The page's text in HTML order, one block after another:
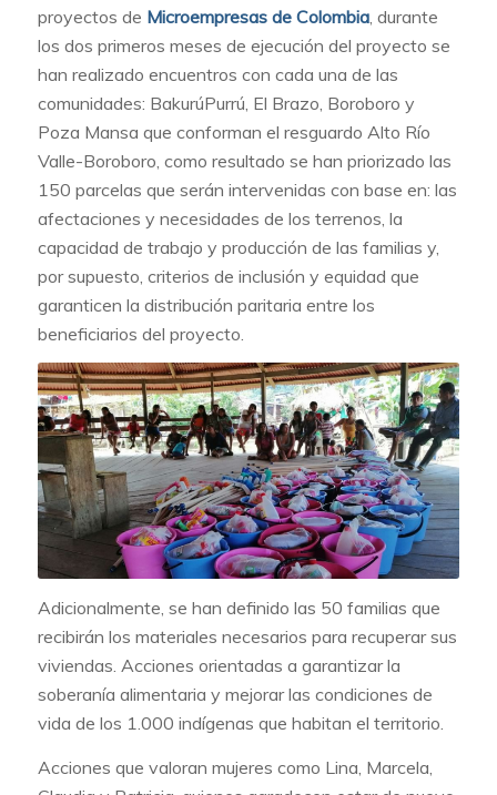
proyectos de Microempresas de Colombia, durante
los dos primeros meses de ejecución del proyecto se
han realizado encuentros con cada una de las
comunidades: BakurúPurrú, El Brazo, Boroboro y
Poza Mansa que conforman el resguardo Alto Río
Valle-Boroboro, como resultado se han priorizado las
150 parcelas que serán intervenidas con base en: las
afectaciones y necesidades de los terrenos, la
capacidad de trabajo y producción de las familias y,
por supuesto, criterios de inclusión y equidad que
garanticen la distribución paritaria entre los
beneficiarios del proyecto.
Adicionalmente, se han definido las 50 familias que
recibirán los materiales necesarios para recuperar sus
viviendas. Acciones orientadas a garantizar la
soberanía alimentaria y mejorar las condiciones de
vida de los 1.000 indígenas que habitan el territorio.
Acciones que valoran mujeres como Lina, Marcela,